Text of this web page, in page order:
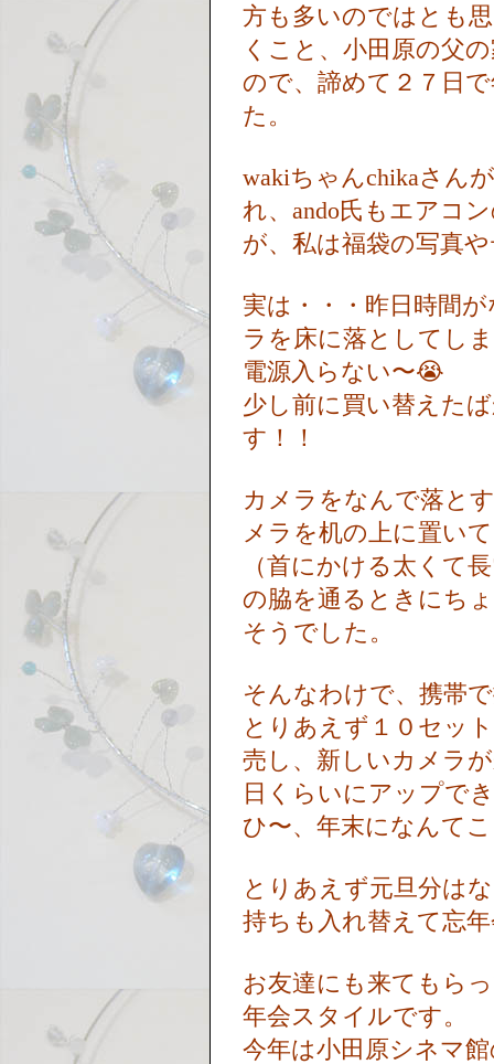
方も多いのではとも
くこと、小田原の父
ので、諦めて２７日
た。
wakiちゃんchikaさん
れ、ando氏もエアコ
が、私は福袋の写真
実は・・・昨日時間
ラを床に落としてし
電源入らない〜😭
少し前に買い替えた
す！！
カメラをなんで落と
メラを机の上に置い
（首にかける太くて
の脇を通るときにち
そうでした。
そんなわけで、携帯
とりあえず１０セッ
売し、新しいカメラ
日くらいにアップで
ひ〜、年末になんて
とりあえず元旦分は
持ちも入れ替えて忘
お友達にも来てもら
年会スタイルです。
今年は小田原シネマ